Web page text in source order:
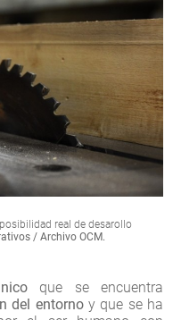
real de desarollo
/ Archivo OCM.
que se encuentra
del entornoy que se ha